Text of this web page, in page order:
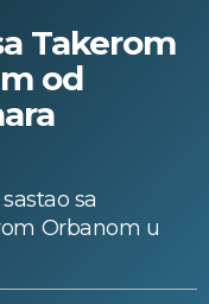
Takerom
od
sa
Orbanom u